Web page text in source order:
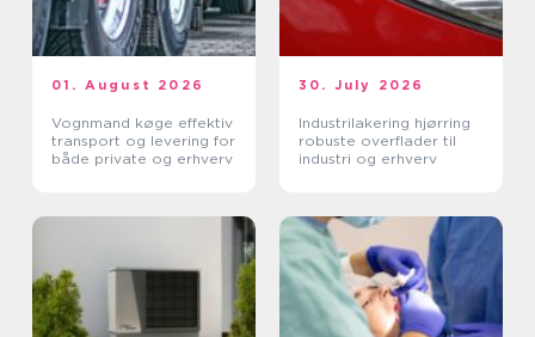
01. August 2026
Vognmand køge effektiv
transport og levering for
både private og erhverv
30. July 2026
Industrilakering hjørring
robuste overflader til
industri og erhverv